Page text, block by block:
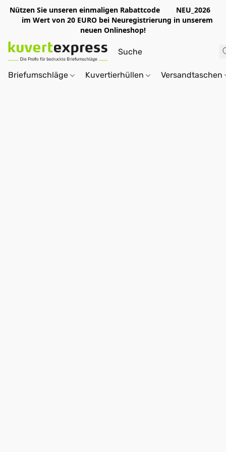
Nützen Sie unseren einmaligen Rabattcode NEU_2026
im Wert von 20 EURO bei Neuregistrierung in unserem
neuen Onlineshop!
Briefumschläge Kuvertierhüllen Versandtaschen